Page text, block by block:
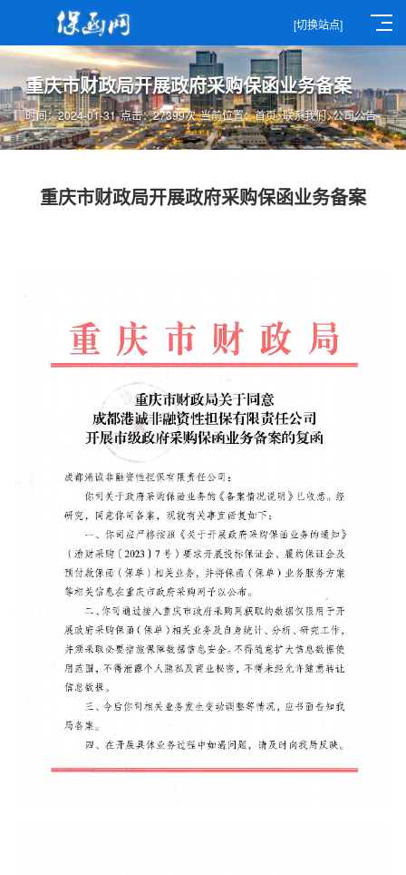
[切换站点]
重庆市财政局开展政府采购保函业务备案
当前位置：首页>联系我们>公司公告
时间：2024-01-31 点击：27399次
重庆市财政局开展政府采购保函业务备案